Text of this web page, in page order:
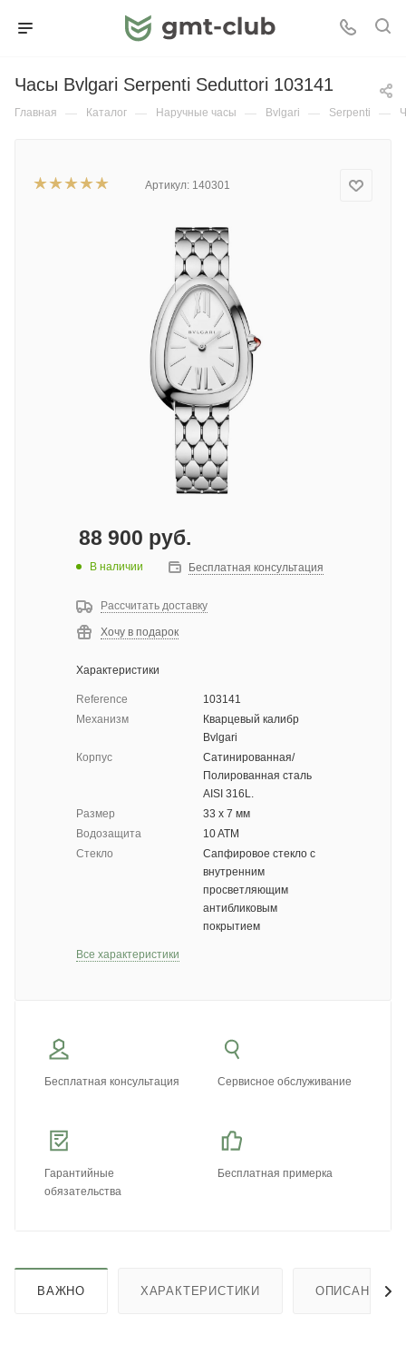
Часы Bvlgari Serpenti Seduttori 103141
Главная — Каталог — Наручные часы — Bvlgari — Serpenti —
Артикул: 140301
88 900 руб.
В наличии Бесплатная консультация
Рассчитать доставку
Хочу в подарок
Характеристики
Reference
103141
Механизм
Кварцевый калибр
Bvlgari
Корпус
Сатинированная/
Полированная сталь
AISI 316L.
Размер
33 x 7 мм
Водозащита
10 ATM
Стекло
Сапфировое стекло с
внутренним
просветляющим
антибликовым
покрытием
Все характеристики
Бесплатная консультация Сервисное обслуживание
Гарантийные
обязательства
Бесплатная примерка
ВАЖНО ХАРАКТЕРИСТИКИ ОПИСАНИЕ